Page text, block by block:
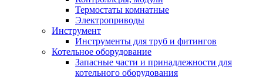
Термостаты комнатные
Электроприводы
Инструмент
Инструменты для труб и фитингов
Котельное оборудование
Запасные части и принадлежности для
котельного оборудования